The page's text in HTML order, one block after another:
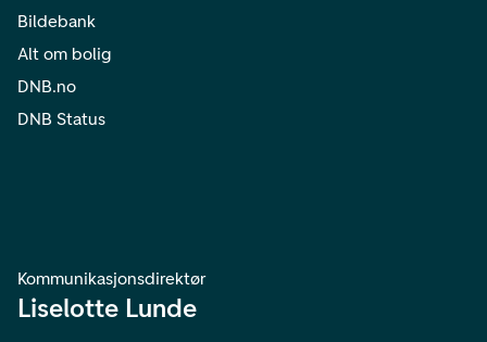
Bildebank
Alt om bolig
DNB.no
DNB Status
Kommunikasjonsdirektør
Liselotte Lunde